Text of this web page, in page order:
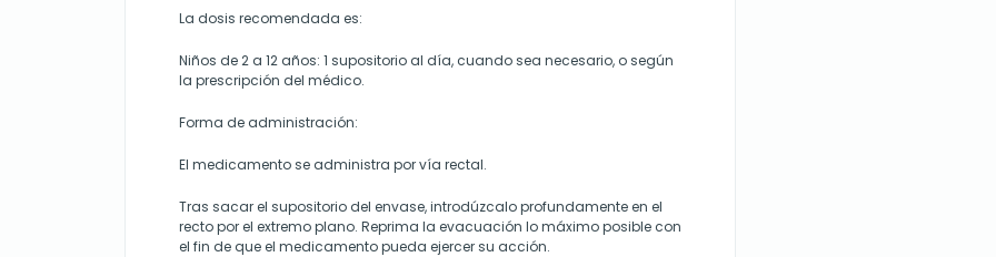
La dosis recomendada es:
Niños de 2 a 12 años: 1 supositorio al día, cuando sea necesario, o según
la prescripción del médico.
Forma de administración:
El medicamento se administra por vía rectal.
Tras sacar el supositorio del envase, introdúzcalo profundamente en el
recto por el extremo plano. Reprima la evacuación lo máximo posible con
el fin de que el medicamento pueda ejercer su acción.